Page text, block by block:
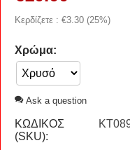
Κερδίζετε : €3.30 (25%)
Χρώμα:
Ask a question
ΚΩΔΙΚΟΣ
(SKU):